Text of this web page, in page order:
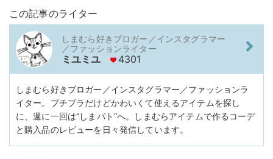
この記事のライター
しまむら好きブロガー／インスタグラマー
／ファッションライター
ミユミユ 4301
しまむら好きブロガー／インスタグラマー／ファッションラ
イター。プチプラだけどかわいくて使えるアイテムを探し
に、週に一回は“しまパト”へ。しまむらアイテムで作るコーデ
と購入品のレビューを日々発信しています。